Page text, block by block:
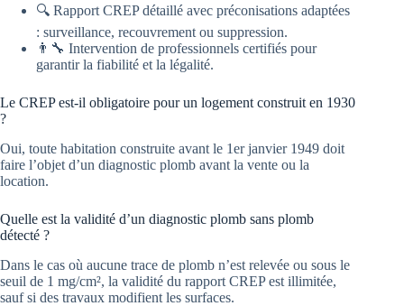
🔍 Rapport CREP détaillé avec préconisations adaptées
: surveillance, recouvrement ou suppression.
👨‍🔧 Intervention de professionnels certifiés pour
garantir la fiabilité et la légalité.
Le CREP est-il obligatoire pour un logement construit en 1930
?
Oui, toute habitation construite avant le 1er janvier 1949 doit
faire l’objet d’un diagnostic plomb avant la vente ou la
location.
Quelle est la validité d’un diagnostic plomb sans plomb
détecté ?
Dans le cas où aucune trace de plomb n’est relevée ou sous le
seuil de 1 mg/cm², la validité du rapport CREP est illimitée,
sauf si des travaux modifient les surfaces.